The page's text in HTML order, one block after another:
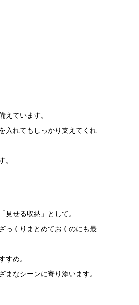
えています。
入れてもしっかり支えてくれ
。
見せる収納」として。
っくりまとめておくのにも最
すめ。
まなシーンに寄り添います。